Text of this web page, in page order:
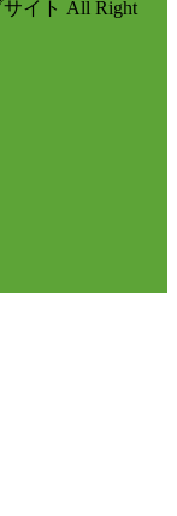
イト All Right